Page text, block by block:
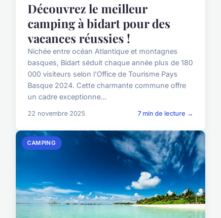
Découvrez le meilleur
camping à bidart pour des
vacances réussies !
Nichée entre océan Atlantique et montagnes
basques, Bidart séduit chaque année plus de 180
000 visiteurs selon l'Office de Tourisme Pays
Basque 2024. Cette charmante commune offre
un cadre exceptionne...
22 novembre 2025 7 min de lecture →
CAMPING